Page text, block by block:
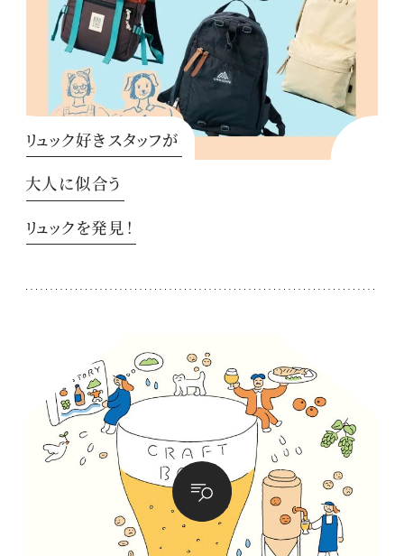
リュック好きスタッフが
大人に似合う
リュックを発見！